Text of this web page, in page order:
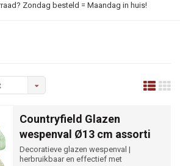
Zondag besteld = Maandag in huis!
Countryfield Glazen
wespenval Ø13 cm assorti
Decoratieve glazen wespenval |
herbruikbaar en effectief met